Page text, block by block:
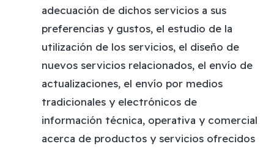
adecuación de dichos servicios a sus
preferencias y gustos, el estudio de la
utilización de los servicios, el diseño de
nuevos servicios relacionados, el envío de
actualizaciones, el envío por medios
tradicionales y electrónicos de
información técnica, operativa y comercial
acerca de productos y servicios ofrecidos